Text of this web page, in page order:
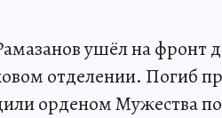
ушёл на фронт
отделении. Погиб
орденом Мужества